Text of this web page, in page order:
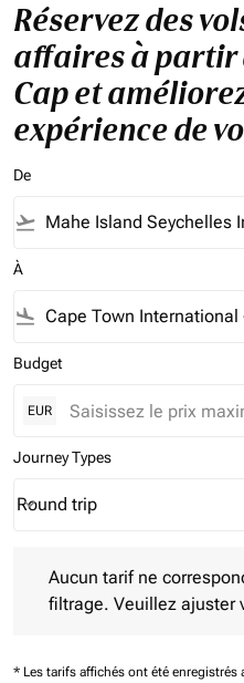
Réservez des
affaires à partir
Cap et
expérience de
De
flight_takeoff
À
flight_land
Budget
EUR
Journey Types
Journey Types option Round
Round trip
keyboard_arrow_down
Aucun tarif ne
filtrage. Veuillez ajuster
* Les tarifs affichés ont été enregistrés